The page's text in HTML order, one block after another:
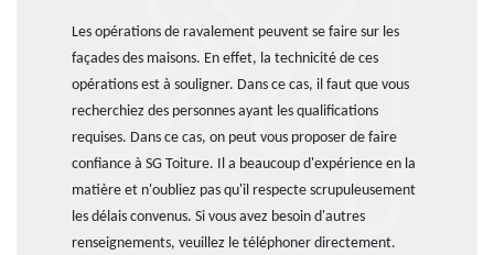
Les opérations de ravalement peuvent se faire sur les
façades des maisons. En effet, la technicité de ces
opérations est à souligner. Dans ce cas, il faut que vous
recherchiez des personnes ayant les qualifications
requises. Dans ce cas, on peut vous proposer de faire
confiance à SG Toiture. Il a beaucoup d'expérience en la
matière et n'oubliez pas qu'il respecte scrupuleusement
les délais convenus. Si vous avez besoin d'autres
renseignements, veuillez le téléphoner directement.